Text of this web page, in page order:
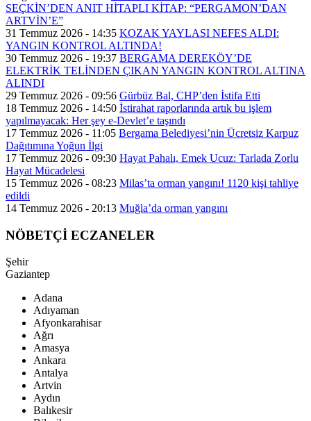
SEÇKİN’DEN ANIT HİTAPLI KİTAP: “PERGAMON’DAN
ARTVİN’E”
31 Temmuz 2026 - 14:35 KOZAK YAYLASI NEFES ALDI:
YANGIN KONTROL ALTINDA!
30 Temmuz 2026 - 19:37 BERGAMA DEREKÖY’DE
ELEKTRİK TELİNDEN ÇIKAN YANGIN KONTROL ALTINA
ALINDI
29 Temmuz 2026 - 09:56 Gürbüz Bal, CHP’den İstifa Etti
18 Temmuz 2026 - 14:50 İstirahat raporlarında artık bu işlem
yapılmayacak: Her şey e-Devlet’e taşındı
17 Temmuz 2026 - 11:05 Bergama Belediyesi’nin Ücretsiz Karpuz
Dağıtımına Yoğun İlgi
17 Temmuz 2026 - 09:30 Hayat Pahalı, Emek Ucuz: Tarlada Zorlu
Hayat Mücadelesi
15 Temmuz 2026 - 08:23 Milas’ta orman yangını! 1120 kişi tahliye
edildi
14 Temmuz 2026 - 20:13 Muğla’da orman yangını
NÖBETÇİ ECZANELER
Şehir
Gaziantep
Adana
Adıyaman
Afyonkarahisar
Ağrı
Amasya
Ankara
Antalya
Artvin
Aydın
Balıkesir